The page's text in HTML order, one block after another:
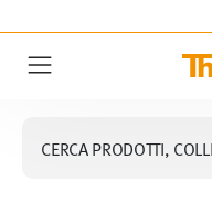
CERCA PRODOTTI,